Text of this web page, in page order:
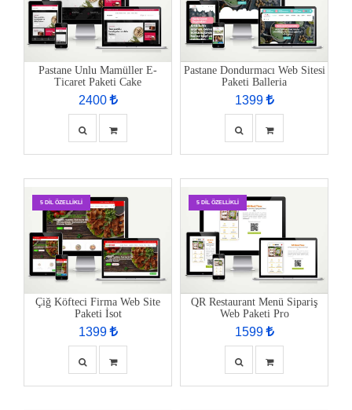
Pastane Unlu Mamüller E-
Ticaret Paketi Cake
2400
Pastane Dondurmacı Web Sitesi
Paketi Balleria
1399
5 DIL ÖZELLIKLI
Çiğ Köfteci Firma Web Site
Paketi İsot
1399
5 DIL ÖZELLIKLI
QR Restaurant Menü Sipariş
Web Paketi Pro
1599